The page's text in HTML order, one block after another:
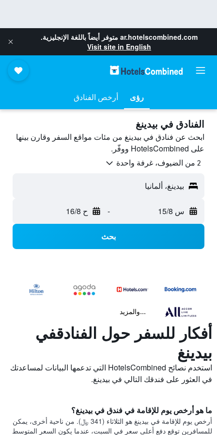
ar.hotelscombined.com متوفر أيضاً باللغة الإنجليزية.
Visit site in English
رؤى أرخص الفنادق
الفنادق في بيدينغ
ابحث عن فنادق في بيدينغ من مئات مواقع السفر وقارن بينها
على HotelsCombined ووفّر.
2 من الضيوف، غرفة واحدة
بيدينغ، ألمانيا
س 15/8 - ح 16/8
بحث
...والمزيد
أفكار للسفر حول الفنادقفي
بيدينغ
استخدم نصائح HotelsCombined التي تدعمها البيانات لمساعدتك
في العثور على فندقك التالي في بيدينغ.
ما هو أرخص يوم للإقامة في فندق في بيدينغ؟
أرخص يوم للإقامة في بيدينغ هو الثلاثاء (341 ﷼). من ناحية أخرى، يمكن
للمسافرين توقع دفع أعلى سعر في السبت، عندما يكون السعر المتوسط